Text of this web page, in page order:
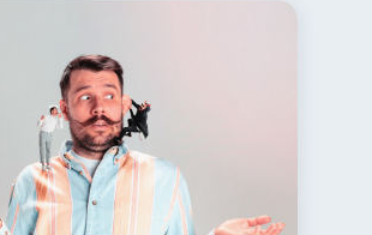
para jóvenes
de deudas 30
familiares 25
financiera 22
financiero